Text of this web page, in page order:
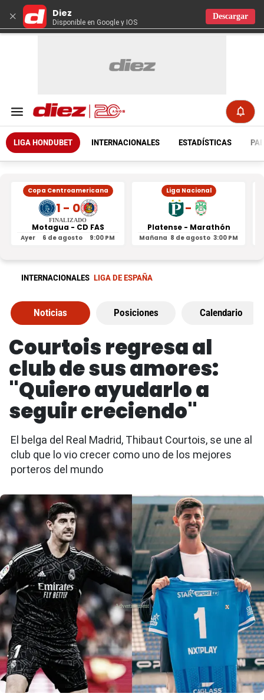
× Diez
Disponible en Google y IOS
Descargar
LIGA HONDUBET INTERNACIONALES ESTADÍSTICAS
Copa Centroamericana
1 - 0
FINALIZADO
Motagua - CD FAS
Ayer 6 de agosto 9:00 PM
Liga Nacional
-
Platense - Marathón
Mañana 8 de agosto 3:00 PM
INTERNACIONALES LIGA DE ESPAÑA
Noticias Posiciones Calendario
Courtois regresa al
club de sus amores:
"Quiero ayudarlo a
seguir creciendo"
El belga del Real Madrid, Thibaut Courtois, se une al
club que lo vio crecer como uno de los mejores
porteros del mundo
X